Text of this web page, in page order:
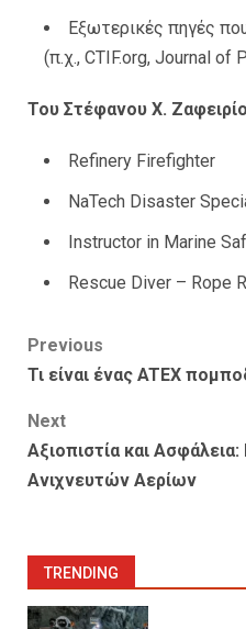
Εξωτερικές πηγές
(π.χ., CTIF.org, Journal of
Του Στέφανου Χ.
Refinery Firefighter
NaTech Disaster
Instructor in Marine
Rescue Diver – Rope
Post
navigation
Previous
Τι είναι ένας ATEX
Next
Αξιοπιστία και
Ανιχνευτών Αερίων
TRENDING